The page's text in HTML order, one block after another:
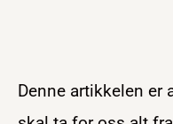
Denne artikkelen er